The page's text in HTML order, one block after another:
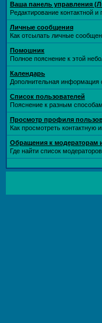
Ваша панель управления
Редактирование контактной
Личные сообщения
Как отсылать личные
Помошник
Полное пояснение к этой
Календарь
Дополнительная информация
Список пользователей
Пояснение к разным
Просмотр профиля
Как просмотреть контактную
Обращения к модераторам
Где найти список